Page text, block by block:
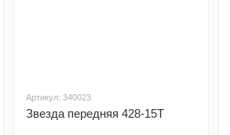
Артикул: 340023
Звезда передняя 428-15T